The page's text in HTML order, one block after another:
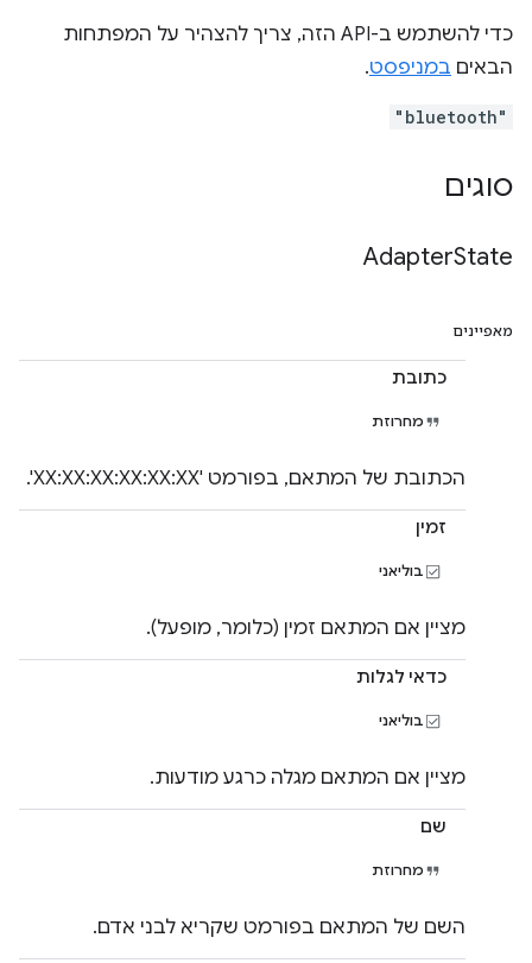
כדי להשתמש ב-API הזה, צריך להצהיר על המפתחות
הבאים במניפסט.
"bluetooth"
סוגים
AdapterState
מאפיינים
כתובת
מחרוזת
הכתובת של המתאם, בפורמט 'XX:XX:XX:XX:XX:XX'.
זמין
בוליאני
מציין אם המתאם זמין (כלומר, מופעל).
כדאי לגלות
בוליאני
מציין אם המתאם מגלה כרגע מודעות.
שם
מחרוזת
השם של המתאם בפורמט שקריא לבני אדם.